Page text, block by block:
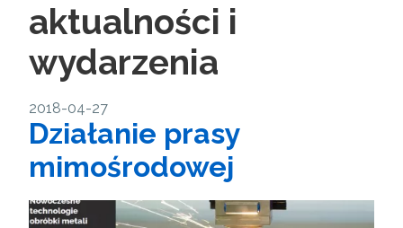
aktualności i
wydarzenia
2018-04-27
Działanie prasy
mimośrodowej